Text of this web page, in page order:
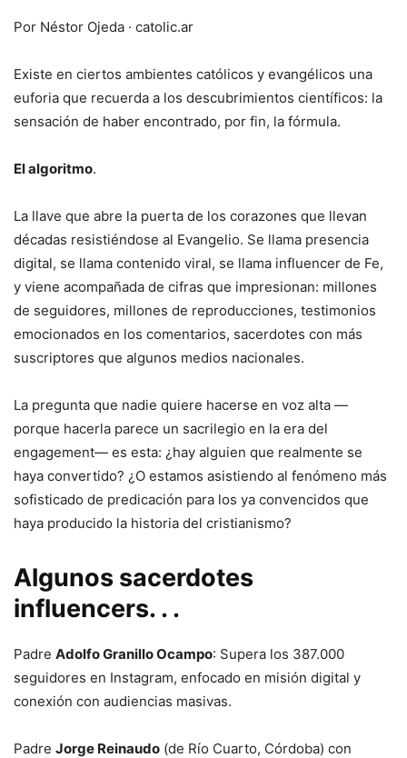
Por Néstor Ojeda · catolic.ar
Existe en ciertos ambientes católicos y evangélicos una
euforia que recuerda a los descubrimientos científicos: la
sensación de haber encontrado, por fin, la fórmula.
El algoritmo.
La llave que abre la puerta de los corazones que llevan
décadas resistiéndose al Evangelio. Se llama presencia
digital, se llama contenido viral, se llama influencer de Fe,
y viene acompañada de cifras que impresionan: millones
de seguidores, millones de reproducciones, testimonios
emocionados en los comentarios, sacerdotes con más
suscriptores que algunos medios nacionales.
La pregunta que nadie quiere hacerse en voz alta —
porque hacerla parece un sacrilegio en la era del
engagement— es esta: ¿hay alguien que realmente se
haya convertido? ¿O estamos asistiendo al fenómeno más
sofisticado de predicación para los ya convencidos que
haya producido la historia del cristianismo?
Algunos sacerdotes
influencers. . .
Padre Adolfo Granillo Ocampo: Supera los 387.000
seguidores en Instagram, enfocado en misión digital y
conexión con audiencias masivas.
Padre Jorge Reinaudo (de Río Cuarto, Córdoba) con